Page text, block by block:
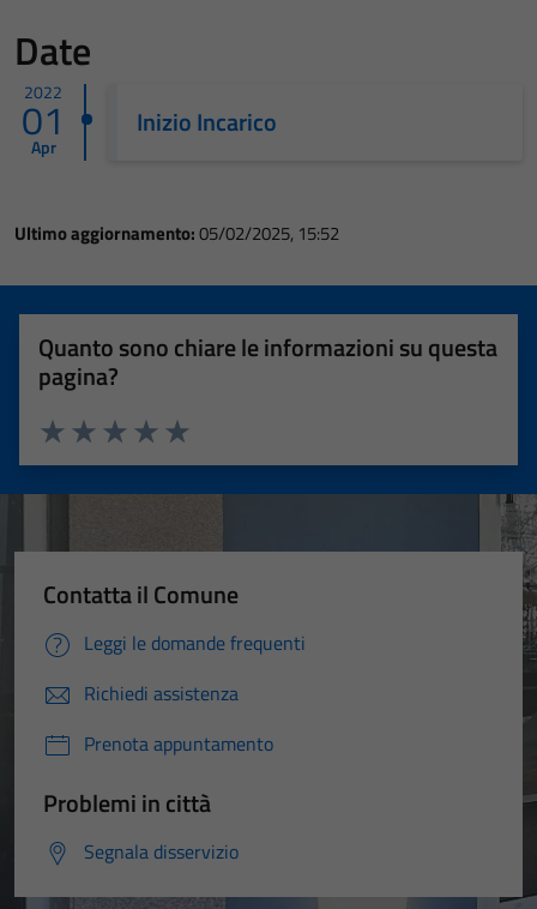
Date
2022
01
Apr
Inizio Incarico
Ultimo aggiornamento:05/02/2025, 15:52
Quanto sono chiare le informazioni su questa
pagina?
Valuta 5 stelle su 5
Valuta 4 stelle su 5
Valuta 3 stelle su 5
Valuta 2 stelle su 5
Valuta 1 stelle su 5
Contatta il Comune
Leggi le domande frequenti
Richiedi assistenza
Prenota appuntamento
Problemi in città
Segnala disservizio